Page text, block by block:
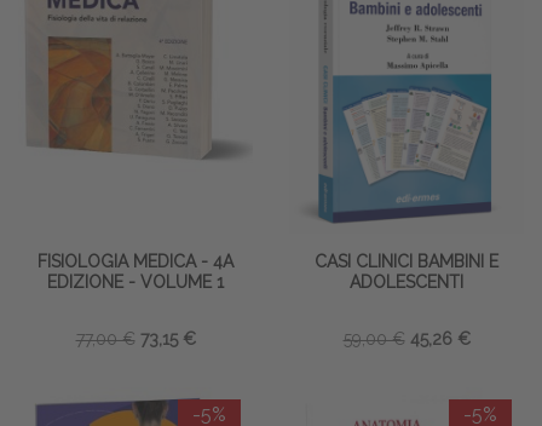
FISIOLOGIA MEDICA - 4A
EDIZIONE - VOLUME 1
77,00 € 73,15 €
CASI CLINICI BAMBINI E
ADOLESCENTI
59,00 € 45,26 €
-5% -5%